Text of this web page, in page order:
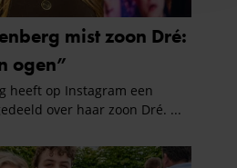
te analyseren. Ook delen we
van onze site met onze
adverteren en analyse. Deze
combineren met andere
verstrekt of die ze hebben
uw gebruik van hun services. U